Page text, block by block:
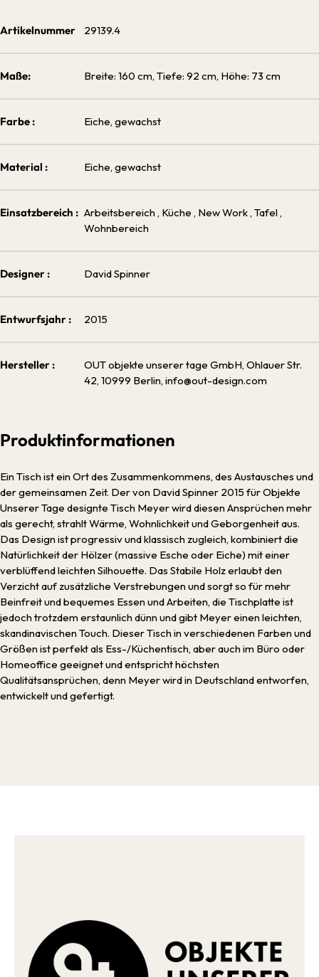
Artikelnummer 29139.4
Maße: Breite: 160 cm, Tiefe: 92 cm, Höhe: 73 cm
Farbe : Eiche, gewachst
Material : Eiche, gewachst
Einsatzbereich : Arbeitsbereich , Küche , New Work , Tafel ,
Wohnbereich
Designer : David Spinner
Entwurfsjahr : 2015
Hersteller :
OUT objekte unserer tage GmbH, Ohlauer Str.
42, 10999 Berlin, info@out-design.com
Produktinformationen
Ein Tisch ist ein Ort des Zusammenkommens, des Austausches und
der gemeinsamen Zeit. Der von David Spinner 2015 für Objekte
Unserer Tage designte Tisch Meyer wird diesen Ansprüchen mehr
als gerecht, strahlt Wärme, Wohnlichkeit und Geborgenheit aus.
Das Design ist progressiv und klassisch zugleich, kombiniert die
Natürlichkeit der Hölzer (massive Esche oder Eiche) mit einer
verblüffend leichten Silhouette. Das Stabile Holz erlaubt den
Verzicht auf zusätzliche Verstrebungen und sorgt so für mehr
Beinfreit und bequemes Essen und Arbeiten, die Tischplatte ist
jedoch trotzdem erstaunlich dünn und gibt Meyer einen leichten,
skandinavischen Touch. Dieser Tisch in verschiedenen Farben und
Größen ist perfekt als Ess-/Küchentisch, aber auch im Büro oder
Homeoffice geeignet und entspricht höchsten
Qualitätsansprüchen, denn Meyer wird in Deutschland entworfen,
entwickelt und gefertigt.